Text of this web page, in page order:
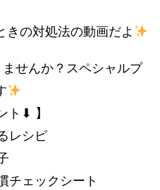
きの対処法の動画だよ
せんか？スペシャルプ
ト⬇︎ 】
レシピ
チェックシート